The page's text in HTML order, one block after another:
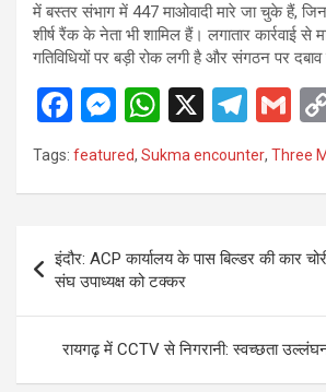
में बस्तर संभाग में 447 माओवादी मारे जा चुके हैं,
शीर्ष रैंक के नेता भी शामिल हैं। लगातार कार्रवाई से
गतिविधियों पर बड़ी रोक लगी है और संगठन पर दबाव
F
a
ce
o
o
k
M
es
se
g
er
W
h
at
A
p
p
X
T
el
e
a
G
m
ail
Tags: featured, Sukma encounter, Three
Post
navigation
इंदौर: ACP कार्यालय के पास बिल्डर की कार
संघ उपाध्यक्ष को टक्कर
रायगढ़ में CCTV से निगरानी: स्वच्छता उल्लंघन